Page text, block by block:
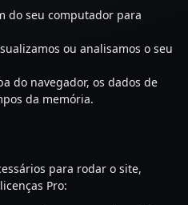
do seu computador para
ou analisamos o seu
do navegador, os dados de
da memória.
para rodar o site,
Pro: